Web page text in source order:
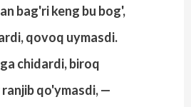
bag'ri keng bu bog',
qovoq uymasdi.
chidardi, biroq
qo'ymasdi, —